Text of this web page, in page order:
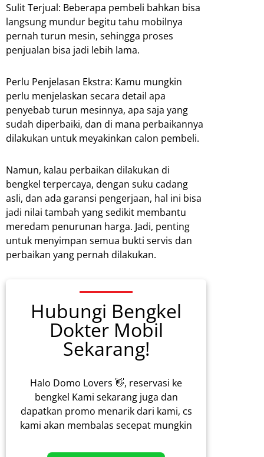
Sulit Terjual: Beberapa pembeli bahkan bisa
langsung mundur begitu tahu mobilnya
pernah turun mesin, sehingga proses
penjualan bisa jadi lebih lama.
Perlu Penjelasan Ekstra: Kamu mungkin
perlu menjelaskan secara detail apa
penyebab turun mesinnya, apa saja yang
sudah diperbaiki, dan di mana perbaikannya
dilakukan untuk meyakinkan calon pembeli.
Namun, kalau perbaikan dilakukan di
bengkel terpercaya, dengan suku cadang
asli, dan ada garansi pengerjaan, hal ini bisa
jadi nilai tambah yang sedikit membantu
meredam penurunan harga. Jadi, penting
untuk menyimpan semua bukti servis dan
perbaikan yang pernah dilakukan.
Hubungi Bengkel
Dokter Mobil
Sekarang!
Halo Domo Lovers 👋, reservasi ke
bengkel Kami sekarang juga dan
dapatkan promo menarik dari kami, cs
kami akan membalas secepat mungkin